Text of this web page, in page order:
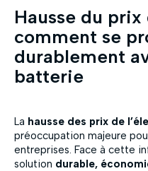
Hausse du
comment se
durablement
batterie
La hausse des prix de
préoccupation majeure
entreprises. Face à cette
solution durable,